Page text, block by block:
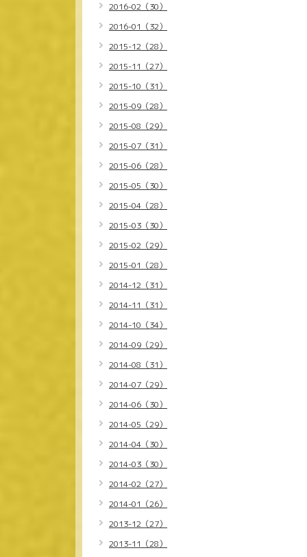
2016-02（30）
2016-01（32）
2015-12（28）
2015-11（27）
2015-10（31）
2015-09（28）
2015-08（29）
2015-07（31）
2015-06（28）
2015-05（30）
2015-04（28）
2015-03（30）
2015-02（29）
2015-01（28）
2014-12（31）
2014-11（31）
2014-10（34）
2014-09（29）
2014-08（31）
2014-07（29）
2014-06（30）
2014-05（29）
2014-04（30）
2014-03（30）
2014-02（27）
2014-01（26）
2013-12（27）
2013-11（28）